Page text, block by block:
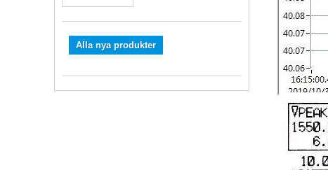
Alla nya produkter